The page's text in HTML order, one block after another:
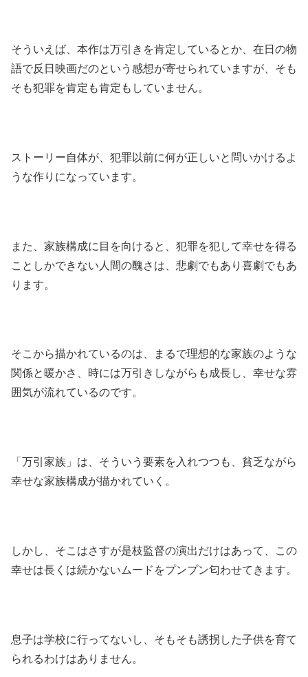
そういえば、本作は万引きを肯定しているとか、在日の物
語で反日映画だのという感想が寄せられていますが、そも
そも犯罪を肯定も肯定もしていません。
ストーリー自体が、犯罪以前に何が正しいと問いかけるよ
うな作りになっています。
また、家族構成に目を向けると、犯罪を犯して幸せを得る
ことしかできない人間の醜さは、悲劇でもあり喜劇でもあ
ります。
そこから描かれているのは、まるで理想的な家族のような
関係と暖かさ、時には万引きしながらも成長し、幸せな雰
囲気が流れているのです。
「万引家族」は、そういう要素を入れつつも、貧乏ながら
幸せな家族構成が描かれていく。
しかし、そこはさすが是枝監督の演出だけはあって、この
幸せは長くは続かないムードをプンプン匂わせてきます。
息子は学校に行ってないし、そもそも誘拐した子供を育て
られるわけはありません。